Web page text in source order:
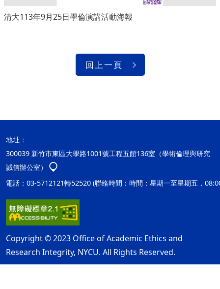
清大113年9月25日學倫演講活動海報
回上一頁
地址：
300039 新竹市東區大學路1001號工程五館136室（學術倫理與研究
誠信辦公室）
電話：03-5712121轉52520 (聯絡時間：時間：星期一至星期五，
Copyright © 2023 Office of Academic Ethics and
Research Integrity, NYCU. All Rights Reserved.